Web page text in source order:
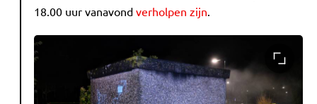
18.00 uur vanavond verholpen zijn.